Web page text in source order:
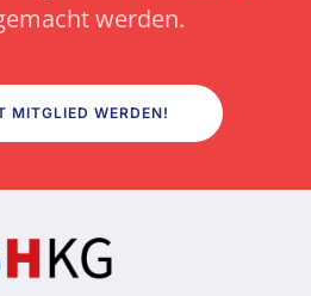
werden.
MITGLIED WERDEN!